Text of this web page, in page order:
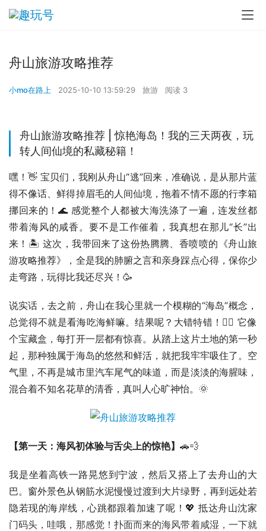
舟山旅游攻略推荐
小mo在路上 2025-10-10 13:59:29 旅游 阅读 3
舟山旅游攻略推荐 | 惊艳海岛！我的三天两夜，玩
转人间仙境的私藏秘籍！
嘿！👋 宝贝们，我刚从舟山“逃”回来，准确说，是从那片蓝
得不像话、鲜得掉眉毛的人间仙境，拖着不情不愿的行李箱
挪回来的！🌊 感觉整个人都被大海洗涤了一遍，连发丝都
带着海风的咸香。要不是工作催着，我真想在那儿“长”出
来！🏝️ 这次，我带回来了这份热腾腾、香喷喷的《舟山旅
游攻略推荐》，全是我的肺腑之言和亲身踩点心得，保你少
走弯路，玩得比我还尽兴！🥳
说实话，去之前，舟山在我心里就一个模糊的“海岛”概念，
总觉得不就是看海吃海鲜嘛。结果呢？大错特错！🙅‍♀️ 它像
个宝藏盒，每打开一层都有惊喜。从踏上这片土地的第一秒
起，那种独属于海岛的悠然和鲜活，就把我牢牢吸住了。空
气里，不再是城市里汽车尾气的味道，而是淡淡的海腥味，
混合着不知名花草的清香，真叫人心旷神怡。🌞
【第一天：海风初体验与舌尖上的惊艳】 🚗💨
我是坐着高铁一路晃悠到宁波，然后又搭上了去舟山的大
巴。窗外景色从钢筋水泥慢慢过渡到大片绿野，再到远处若
隐若现的海岸线，心跳都跟着加速了呢！💖 抵达舟山沈家
门码头，哇哦，那感觉！扑面而来的海风带着咸湿，一下就